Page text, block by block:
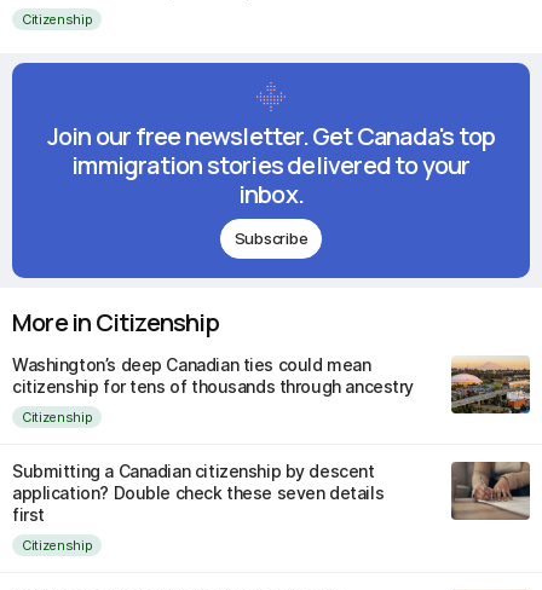
Citizenship
Join our free newsletter. Get Canada's top
immigration stories delivered to your
inbox.
Subscribe
More in Citizenship
Washington’s deep Canadian ties could mean
citizenship for tens of thousands through ancestry
Citizenship
Submitting a Canadian citizenship by descent
application? Double check these seven details
first
Citizenship